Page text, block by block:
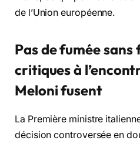
de l’Union européenne.
Pas de fumée sans
critiquesà
Meloni fusent
La Première ministre
décision controversée en